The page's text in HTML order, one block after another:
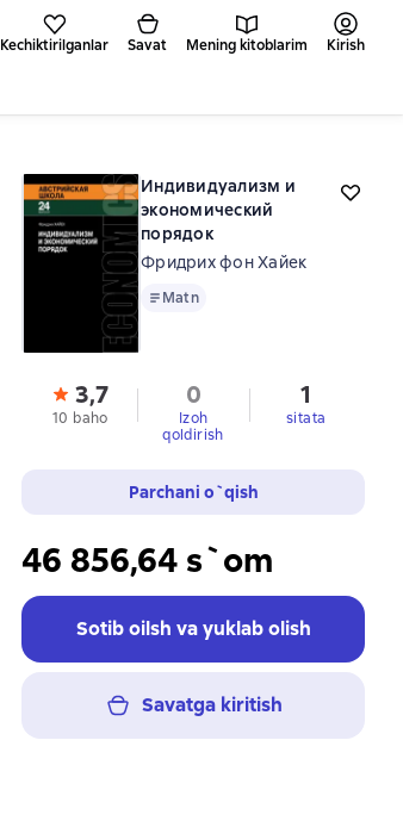
Kechiktirilganlar Savat Mening kitoblarim Kirish
Индивидуализм и
экономический
порядок
Фридрих фон Хайек
MatnMatn
3,7
10 baho
0
Izoh
qoldirish
1
sitata
Parchani o`qish
46 856,64 s`om
Sotib oilsh va yuklab olish
Savatga kiritish